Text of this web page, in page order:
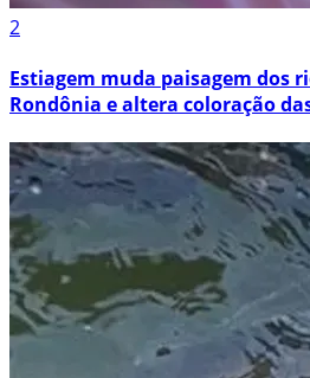
2
Estiagem muda paisagem dos
Rondônia e altera coloração